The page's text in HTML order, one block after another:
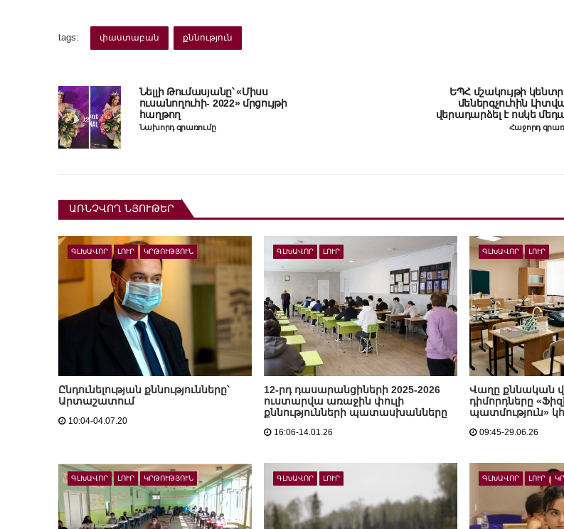
tags: փաստաբան քննություն
Նելլի Թումասյանը՝ «Միսս
ուսանողուհի- 2022» մրցույթի
հաղթող
Նախորդ գրառումը
ԵՊՀ մշակույթի
մեներգչուհին
վերադարձել է ոսկե
Հաջորդ
ԱՌՆՉՎՈՂ ՆՅՈՒԹԵՐ
ԳԼԽԱՎՈՐ ԼՈՒՐ ԿՐԹՈՒԹՅՈՒՆ
Ընդունելության քննությունները՝
Արտաշատում
10:04-04.07.20
ԳԼԽԱՎՈՐ ԼՈՒՐ
12-րդ դասարանցիների 2025-2026
ուստարվա առաջին փուլի
քննությունների պատասխանները
16:06-14.01.26
ԳԼԽԱՎՈՐ ԼՈՒՐ
Վաղը քննական
դիմորդները
պատմություն»
09:45-29.06.26
ԳԼԽԱՎՈՐ ԼՈՒՐ ԿՐԹՈՒԹՅՈՒՆ ԳԼԽԱՎՈՐ ԼՈՒՐ ԳԼԽԱՎՈՐ ԼՈՒՐ